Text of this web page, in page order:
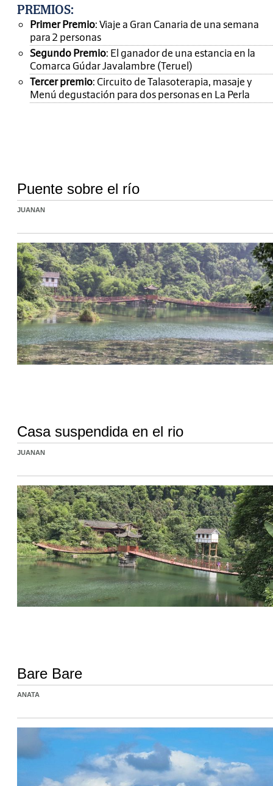
PREMIOS:
Primer Premio: Viaje a Gran Canaria de una semana
para 2 personas
Segundo Premio: El ganador de una estancia en la
Comarca Gúdar Javalambre (Teruel)
Tercer premio: Circuito de Talasoterapia, masaje y
Menú degustación para dos personas en La Perla
Puente sobre el río
JUANAN
Casa suspendida en el rio
JUANAN
Bare Bare
ANATA